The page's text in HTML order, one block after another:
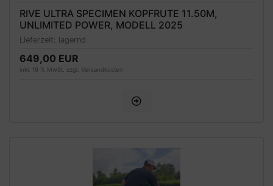
RIVE ULTRA SPECIMEN KOPFRUTE 11.50M,
UNLIMITED POWER, MODELL 2025
Lieferzeit: lagernd
649,00 EUR
inkl. 19 % MwSt. zzgl. Versandkosten